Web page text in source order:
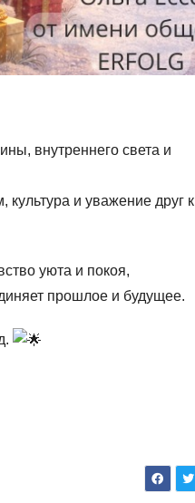
внутреннего света и
и уважение друг к
уюта и покоя,
прошлое и будущее.